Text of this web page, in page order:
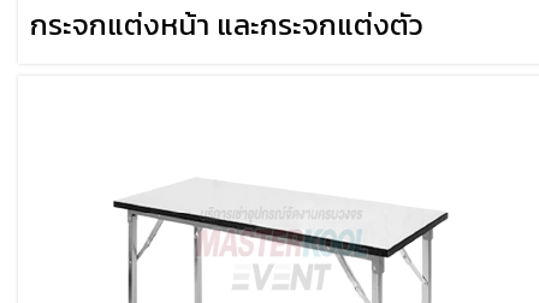
กระจกแต่งหน้า และกระจกแต่งตัว